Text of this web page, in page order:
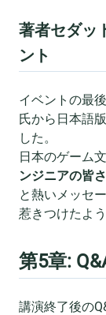
著者セダッ
ント
イベントの最
氏から日本語
した。
日本のゲーム
ンジニアの皆
と熱いメッセ
惹きつけたよう
第5章:
講演終了後の